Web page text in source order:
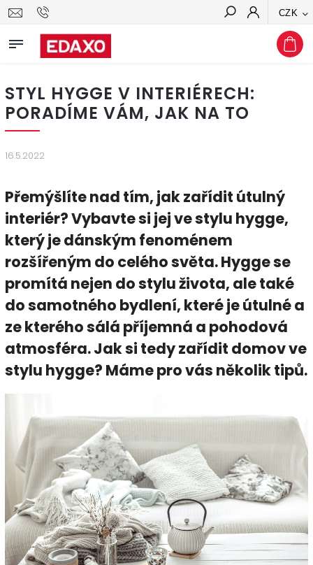
CZK
Hledat
STYL HYGGE V INTERIÉRECH:
PORADÍME VÁM, JAK NA TO
16.5.2022
Přemýšlíte nad tím, jak zařídit útulný
interiér? Vybavte si jej ve stylu hygge,
který je dánským fenoménem
rozšířeným do celého světa. Hygge se
promítá nejen do stylu života, ale také
do samotného bydlení, které je útulné a
ze kterého sálá příjemná a pohodová
atmosféra. Jak si tedy zařídit domov ve
stylu hygge? Máme pro vás několik tipů.